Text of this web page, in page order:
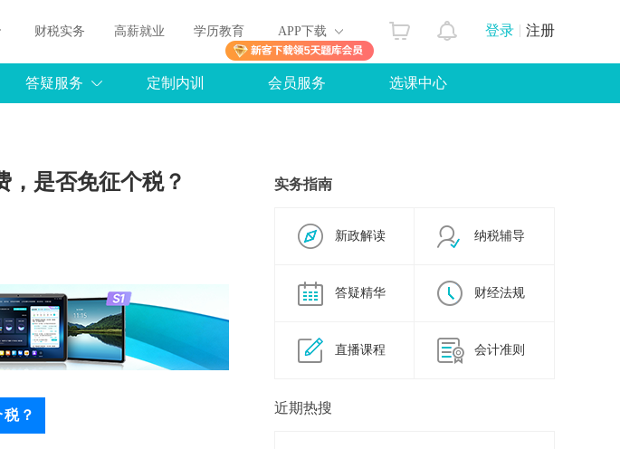
登录 注册
财税实务 高薪就业 学历教育 APP下载
答疑服务 定制内训 会员服务 选课中心
，是否免征个税？
？
实务指南
新政解读 纳税辅导
答疑精华 财经法规
直播课程 会计准则
近期热搜